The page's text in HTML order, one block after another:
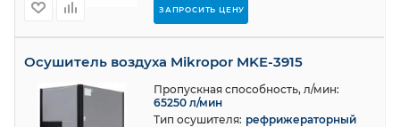
ЗАПРОСИТЬ ЦЕНУ
Осушитель воздуха Mikropor MKE-3915
Пропускная способность, л/мин:
65250 л/мин
Тип осушителя: рефрижераторный